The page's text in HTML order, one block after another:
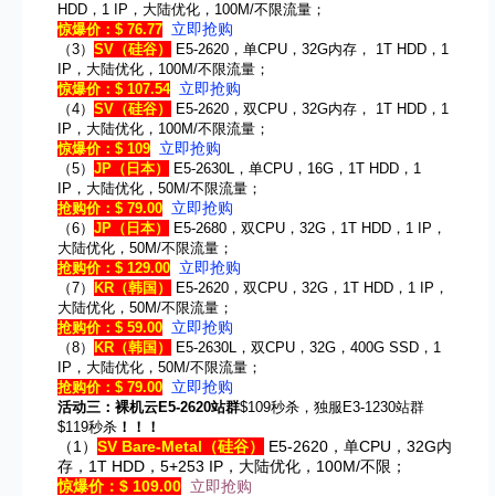
HDD，1 IP，大陆优化，100M/不限流量；
惊爆价：$ 76.77 立即抢购
（3） SV （硅谷）
E5-2620，单CPU，32G内存， 1T HDD，1
IP，大陆优化，100M/不限流量；
惊爆价：$ 107.54 立即抢购
（4） SV （硅谷）
E5-2620，双CPU，32G内存， 1T HDD，1
IP，大陆优化，100M/不限流量；
惊爆价：$ 109 立即抢购
（5） JP （日本）
E5-2630L，单CPU，16G，1T HDD，1
IP，大陆优化，50M/不限流量；
抢购价：$ 79.00 立即抢购
（6） JP （日本）
E5-2680，双CPU，32G，1T HDD，1 IP，
大陆优化，50M/不限流量；
抢购价：$ 129.00 立即抢购
（7） KR （韩国）
E5-2620，双CPU，32G，1T HDD，1 IP，
大陆优化，50M/不限流量；
抢购价：$ 59.00 立即抢购
（8） KR （韩国）
E5-2630L，双CPU，32G，400G SSD，1
IP，大陆优化，50M/不限流量；
抢购价：$ 79.00 立即抢购
活动三：裸机云E5-2620站群$109秒杀，独服E3-1230站群
$119秒杀 ！！！
（1） SV Bare-Metal （硅谷）
E5-2620，单CPU，32G内
存，1T HDD，5+253 IP，大陆优化，100M/不限；
惊爆价：$ 109.00 立即抢购